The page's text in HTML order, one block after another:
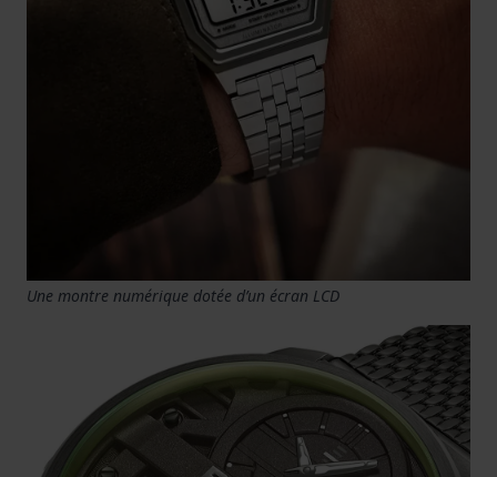
Une montre numérique dotée d’un écran LCD